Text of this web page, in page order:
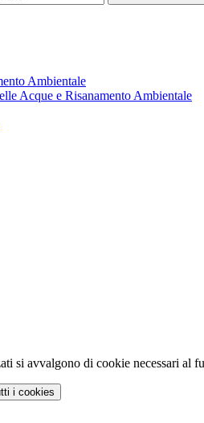
Ambientale
Acque e Risanamento Ambientale
si avvalgono di cookie necessari al
i cookies